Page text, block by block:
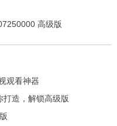
高级版
观看神器
打造，解锁高级版